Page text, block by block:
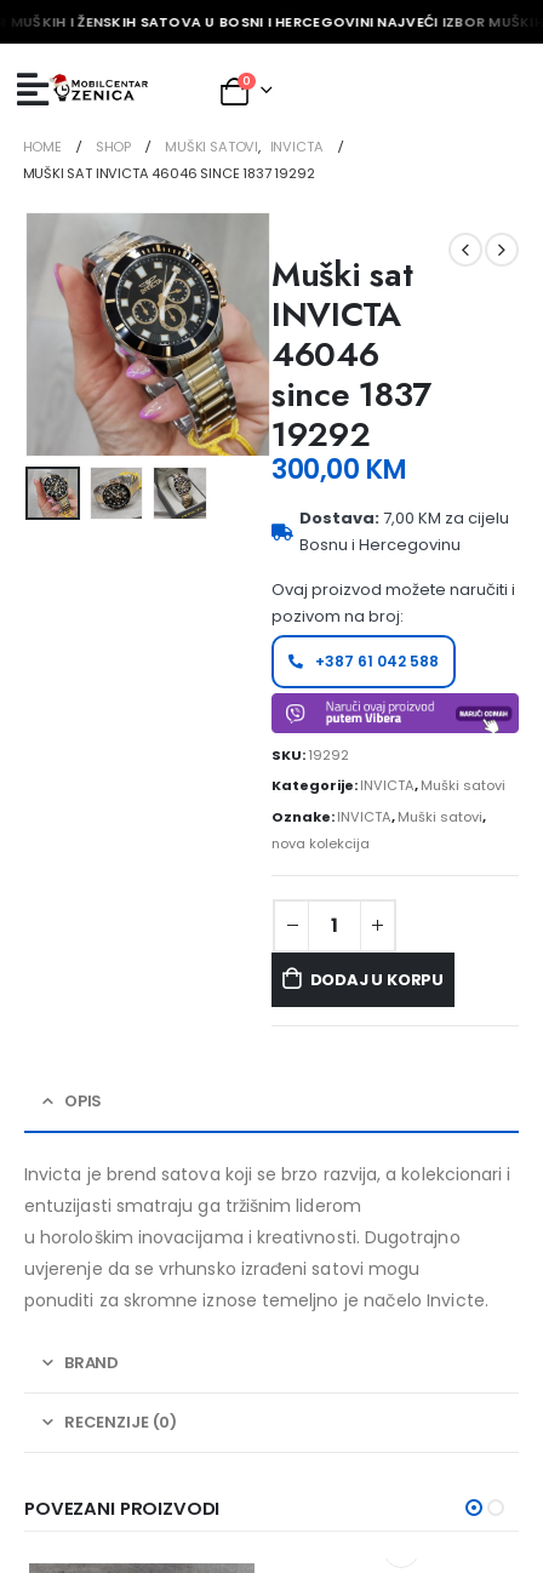
MUŠKIH I ŽENSKIH SATOVA U BOSNI I HERCEGOVINI NAJVEĆI IZBOR
0
HOME SHOP MUŠKI SATOVI, INVICTA
MUŠKI SAT INVICTA 46046 SINCE 1837 19292
Muški sat
INVICTA
46046
since 1837
19292
300,00 KM
Dostava:7,00 KM za cijelu
Bosnu i Hercegovinu
Ovaj proizvod možete naručiti i
pozivom na broj:
+387 61 042 588
SKU:19292
Kategorije:INVICTA,Muški satovi
Oznake:INVICTA,Muški satovi,
nova kolekcija
DODAJ U KORPU
OPIS
Invicta je brend satova koji se brzo razvija, a kolekcionari i
entuzijasti smatraju ga tržišnim liderom
u horološkim inovacijama i kreativnosti. Dugotrajno
uvjerenje da se vrhunsko izrađeni satovi mogu
ponuditi za skromne iznose temeljno je načelo Invicte.
BRAND
RECENZIJE (0)
POVEZANI PROIZVODI